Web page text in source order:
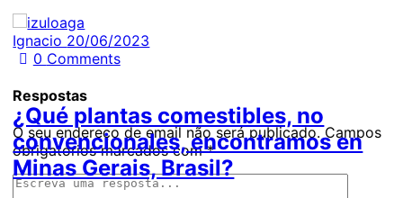
Ignacio 20/06/2023
0 Comments
¿Qué plantas comestibles, no
convencionales, encontramos en
Minas Gerais, Brasil?
Respostas
O seu endereço de email não será publicado. Campos
obrigatórios marcados com*